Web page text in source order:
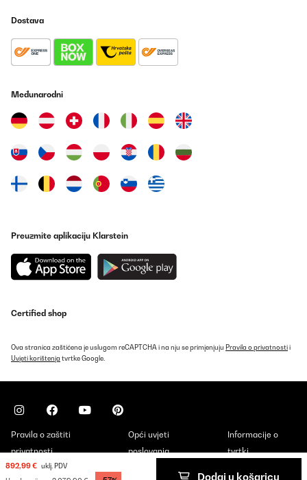
892,99 € uklj. PDV
Dodaj u košaricu
Dostava
Međunarodni
Preuzmite aplikaciju Klarstein
Certified shop
Ova stranica zaštićena je uslugom reCAPTCHA i na nju se primjenjuju Pravila o privatnostii
Uvjeti korištenja tvrtke Google.
Pravila o zaštiti
privatnosti
Opći uvjeti
poslovanja
Informacije o
tvrtki